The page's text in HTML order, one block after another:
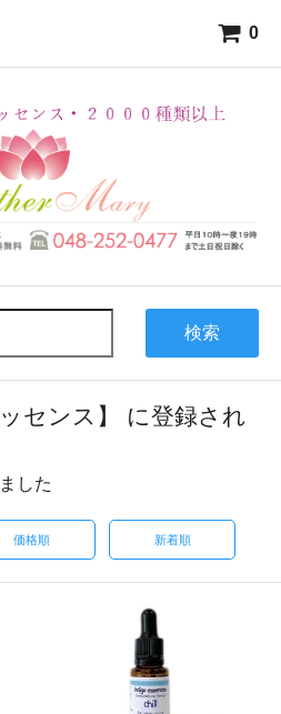
0
検索
センス】 に登録され
した
価格順 新着順